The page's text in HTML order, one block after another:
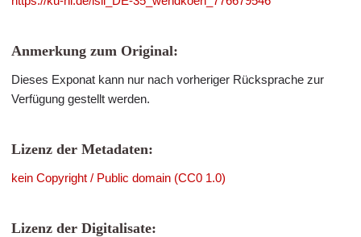
Anmerkung zum Original:
Dieses Exponat kann nur nach vorheriger Rücksprache zur
Verfügung gestellt werden.
Lizenz der Metadaten:
kein Copyright / Public domain (CC0 1.0)
Lizenz der Digitalisate: